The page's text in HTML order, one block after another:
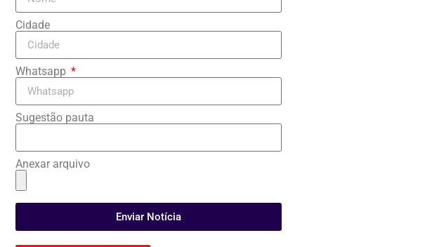
Cidade
Whatsapp
Sugestão pauta
Anexar arquivo
Enviar Notícia